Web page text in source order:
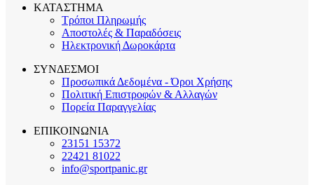
ΚΑΤΑΣΤΗΜΑ
Τρόποι Πληρωμής
Αποστολές & Παραδόσεις
Ηλεκτρονική Δωροκάρτα
ΣΥΝΔΕΣΜΟΙ
Προσωπικά Δεδομένα - Όροι Χρήσης
Πολιτική Επιστροφών & Αλλαγών
Πορεία Παραγγελίας
ΕΠΙΚΟΙΝΩΝΙΑ
23151 15372
22421 81022
info@sportpanic.gr